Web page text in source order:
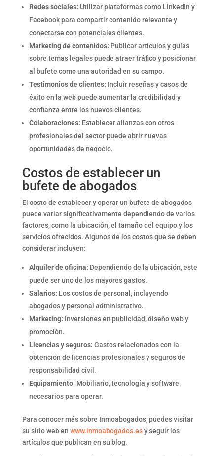
Redes sociales: Utilizar plataformas como LinkedIn y
Facebook para compartir contenido relevante y
conectarse con potenciales clientes.
Marketing de contenidos: Publicar artículos y guías
sobre temas legales puede atraer tráfico y posicionar
al bufete como una autoridad en su campo.
Testimonios de clientes: Incluir reseñas y casos de
éxito en la web puede aumentar la credibilidad y
confianza entre los nuevos clientes.
Colaboraciones: Establecer alianzas con otros
profesionales del sector puede abrir nuevas
oportunidades de negocio.
Costos de establecer un
bufete de abogados
El costo de establecer y operar un bufete de abogados
puede variar significativamente dependiendo de varios
factores, como la ubicación, el tamaño del equipo y los
servicios ofrecidos. Algunos de los costos que se deben
considerar incluyen:
Alquiler de oficina: Dependiendo de la ubicación, este
puede ser uno de los mayores gastos.
Salarios: Los costos de personal, incluyendo
abogados y personal administrativo.
Marketing: Inversiones en publicidad, diseño web y
promoción.
Licencias y seguros: Gastos relacionados con la
obtención de licencias profesionales y seguros de
responsabilidad civil.
Equipamiento: Mobiliario, tecnología y software
necesarios para operar.
Para conocer más sobre Inmoabogados, puedes visitar
su sitio web en www.inmoabogados.esy seguir los
artículos que publican en su blog.